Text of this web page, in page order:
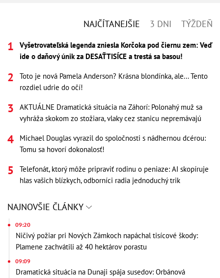
NAJČÍTANEJŠIE 3 DNI TÝŽDEŇ
Vyšetrovateľská legenda zniesla Korčoka pod čiernu zem: Veď
ide o daňový únik za DESAŤTISÍCE a trestá sa basou!
Toto je nová Pamela Anderson? Krásna blondínka, ale... Tento
rozdiel udrie do očí!
AKTUÁLNE Dramatická situácia na Záhorí: Polonahý muž sa
vyhráža skokom zo stožiara, vlaky cez stanicu nepremávajú
Michael Douglas vyrazil do spoločnosti s nádhernou dcérou:
Tomu sa hovorí dokonalosť!
Telefonát, ktorý môže pripraviť rodinu o peniaze: AI skopíruje
hlas vašich blízkych, odborníci radia jednoduchý trik
NAJNOVŠIE ČLÁNKY
09:20
Ničivý požiar pri Nových Zámkoch napáchal tisícové škody:
Plamene zachvátili až 40 hektárov porastu
09:09
Dramatická situácia na Dunaji spája susedov: Orbánová